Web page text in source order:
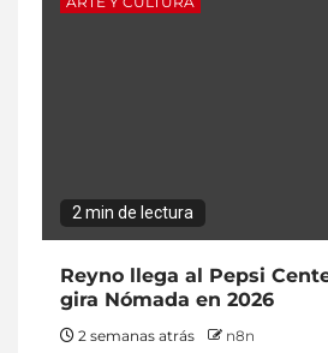
2 min de lectura
Reyno llega al Pepsi
gira Nómada en 2026
2 semanas atrás n8n